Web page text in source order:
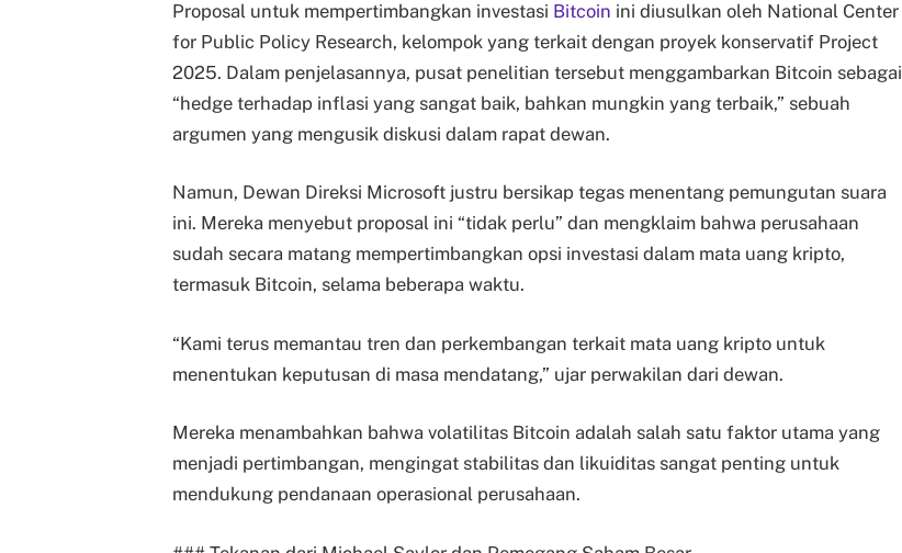
Proposal untuk mempertimbangkan investasi Bitcoin ini diusulkan oleh National Center
for Public Policy Research, kelompok yang terkait dengan proyek konservatif Project
2025. Dalam penjelasannya, pusat penelitian tersebut menggambarkan Bitcoin sebagai
“hedge terhadap inflasi yang sangat baik, bahkan mungkin yang terbaik,” sebuah
argumen yang mengusik diskusi dalam rapat dewan.
Namun, Dewan Direksi Microsoft justru bersikap tegas menentang pemungutan suara
ini. Mereka menyebut proposal ini “tidak perlu” dan mengklaim bahwa perusahaan
sudah secara matang mempertimbangkan opsi investasi dalam mata uang kripto,
termasuk Bitcoin, selama beberapa waktu.
“Kami terus memantau tren dan perkembangan terkait mata uang kripto untuk
menentukan keputusan di masa mendatang,” ujar perwakilan dari dewan.
Mereka menambahkan bahwa volatilitas Bitcoin adalah salah satu faktor utama yang
menjadi pertimbangan, mengingat stabilitas dan likuiditas sangat penting untuk
mendukung pendanaan operasional perusahaan.